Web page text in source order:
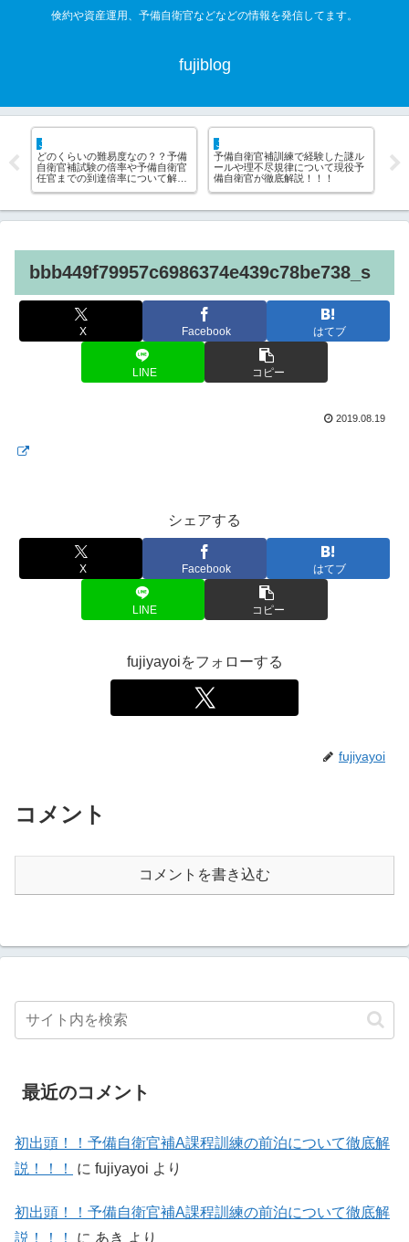
倹約や資産運用、予備自衛官などなどの情報を発信してます。
fujiblog
の？？予備
予備自衛官
ついて解
予備自衛官補訓練で経験した謎ル
ールや理不尽規律について現役予
備自衛官が徹底解説！！！
不動産屋は借主の敵！！ぼったく
られずに安く賃貸契約する方法に
ついて解説
bbb449f79957c6986374e439c78be738_s
X Facebook はてブ
LINE コピー
2019.08.19
シェアする
X Facebook はてブ
LINE コピー
fujiyayoiをフォローする
fujiyayoi
コメント
コメントを書き込む
最近のコメント
初出頭！！予備自衛官補A課程訓練の前泊について徹底解
説！！！
に fujiyayoi より
初出頭！！予備自衛官補A課程訓練の前泊について徹底解
説！！！
に あき より